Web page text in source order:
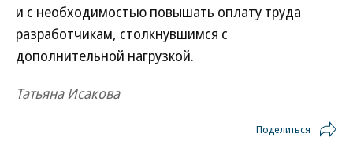
и с необходимостью повышать оплату труда
разработчикам, столкнувшимся с
дополнительной нагрузкой.
Татьяна Исакова
Поделиться